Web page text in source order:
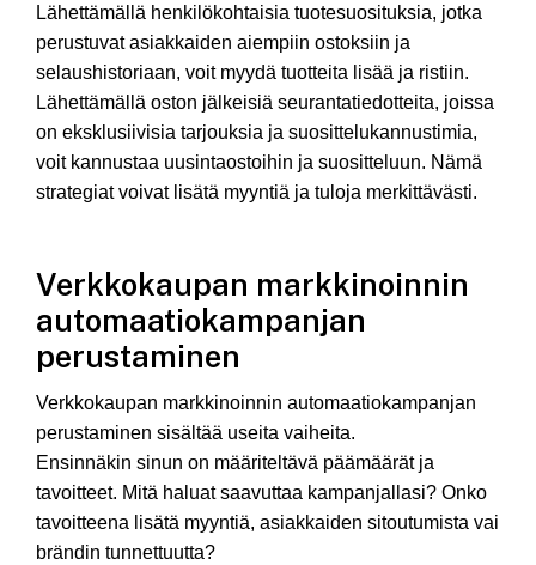
Lähettämällä henkilökohtaisia tuotesuosituksia, jotka
perustuvat asiakkaiden aiempiin ostoksiin ja
selaushistoriaan, voit myydä tuotteita lisää ja ristiin.
Lähettämällä oston jälkeisiä seurantatiedotteita, joissa
on eksklusiivisia tarjouksia ja suosittelukannustimia,
voit kannustaa uusintaostoihin ja suositteluun. Nämä
strategiat voivat lisätä myyntiä ja tuloja merkittävästi.
Verkkokaupan markkinoinnin
automaatiokampanjan
perustaminen
Verkkokaupan markkinoinnin automaatiokampanjan
perustaminen sisältää useita vaiheita.
Ensinnäkin sinun on määriteltävä päämäärät ja
tavoitteet. Mitä haluat saavuttaa kampanjallasi? Onko
tavoitteena lisätä myyntiä, asiakkaiden sitoutumista vai
brändin tunnettuutta?